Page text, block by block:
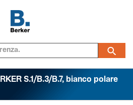
S.1/B.3/B.7, bianco polare